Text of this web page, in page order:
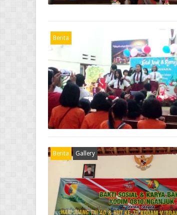
Berita
Berita Gallery